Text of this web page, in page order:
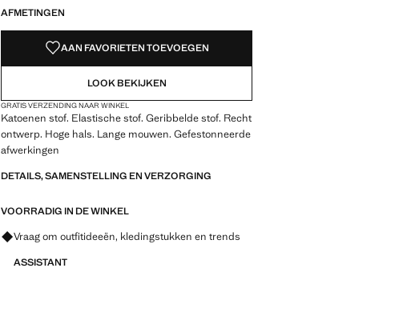
AFMETINGEN
AAN FAVORIETEN TOEVOEGEN
LOOK BEKIJKEN
GRATIS VERZENDING NAAR WINKEL
Katoenen stof. Elastische stof. Geribbelde stof. Recht
ontwerp. Hoge hals. Lange mouwen. Gefestonneerde
afwerkingen
DETAILS, SAMENSTELLING EN VERZORGING
VOORRADIG IN DE WINKEL
Vraag om outfitideeën, kledingstukken en trends
ASSISTANT